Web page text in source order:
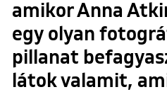
amikor Anna
egy olyan
pillanat
látok valamit,